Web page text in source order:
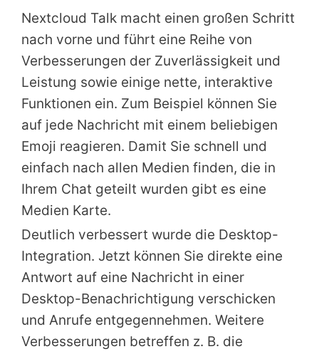
Nextcloud Talk macht einen großen Schritt
nach vorne und führt eine Reihe von
Verbesserungen der Zuverlässigkeit und
Leistung sowie einige nette, interaktive
Funktionen ein. Zum Beispiel können Sie
auf jede Nachricht mit einem beliebigen
Emoji reagieren. Damit Sie schnell und
einfach nach allen Medien finden, die in
Ihrem Chat geteilt wurden gibt es eine
Medien Karte.
Deutlich verbessert wurde die Desktop-
Integration. Jetzt können Sie direkte eine
Antwort auf eine Nachricht in einer
Desktop-Benachrichtigung verschicken
und Anrufe entgegennehmen. Weitere
Verbesserungen betreffen z. B. die